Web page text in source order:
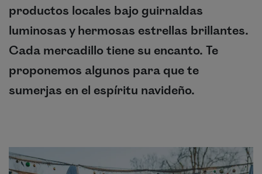
productos locales bajo guirnaldas
luminosas y hermosas estrellas brillantes.
Cada mercadillo tiene su encanto. Te
proponemos algunos para que te
sumerjas en el espíritu navideño.